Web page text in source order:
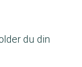
du din